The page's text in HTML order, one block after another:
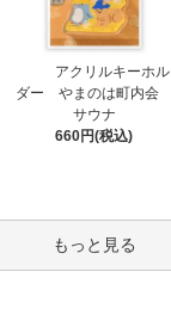
アクリルキーホル
ダー やまのは町内会
サウナ
660円(税込)
もっと見る